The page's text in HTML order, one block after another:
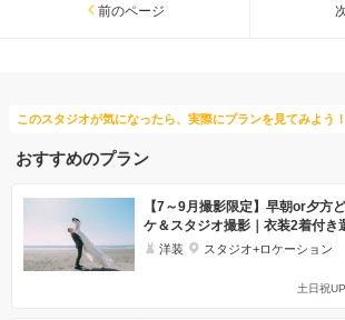
前のページ
このスタジオが気になったら、実際にプランを見てみよう！
おすすめのプラン
【7～9月撮影限定】早朝or夕方
ケ＆スタジオ撮影｜衣装2着付
洋装 スタジオ+ロケーション
土日祝